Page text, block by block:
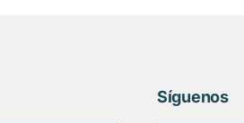
Síguenos